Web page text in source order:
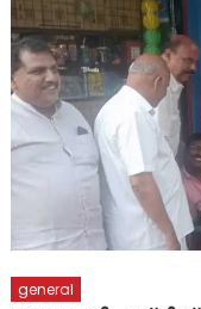
പാലായും
ശാശ്വതമായ
പുളിക്കകണ്ടം
മഴക്കെടുതി:
വേഗത്തിലാക്കാൻ
അരുവിത്തുറ
general